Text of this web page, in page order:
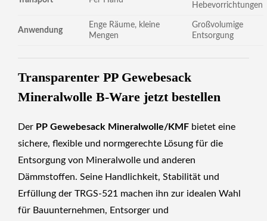
Hebevorrichtungen
Anwendung
Enge Räume, kleine
Mengen
Großvolumige
Entsorgung
Transparenter PP Gewebesack
Mineralwolle B-Ware jetzt bestellen
Der PP Gewebesack Mineralwolle/KMF bietet eine
sichere, flexible und normgerechte Lösung für die
Entsorgung von Mineralwolle und anderen
Dämmstoffen. Seine Handlichkeit, Stabilität und
Erfüllung der TRGS-521 machen ihn zur idealen Wahl
für Bauunternehmen, Entsorger und